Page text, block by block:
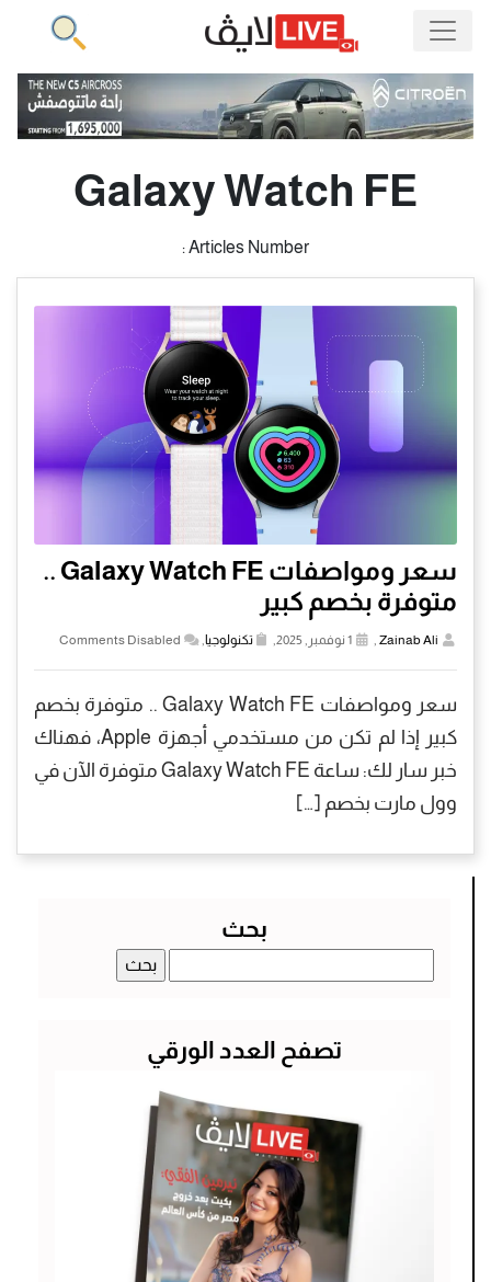
Galaxy Watch FE
Articles Number :
سعر ومواصفات Galaxy Watch FE ..
متوفرة بخصم كبير
Zainab Ali تكنولوجيا Comments Disabled
سعر ومواصفات Galaxy Watch FE .. متوفرة بخصم
كبير إذا لم تكن من مستخدمي أجهزة Apple، فهناك
خبر سار لك: ساعة Galaxy Watch FE متوفرة الآن في
وول مارت بخصم […]
بحث
عن:
تصفح العدد الورقي